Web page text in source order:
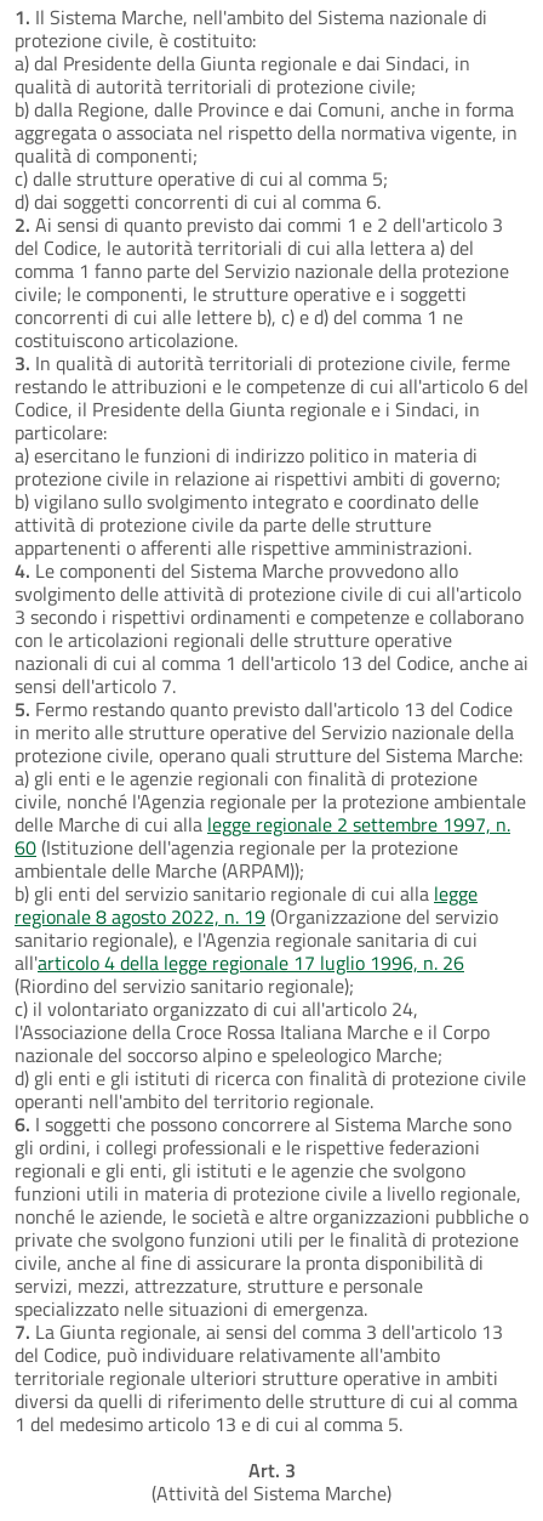
1. Il Sistema Marche, nell'ambito del Sistema nazionale di
protezione civile, è costituito:
a) dal Presidente della Giunta regionale e dai Sindaci, in
qualità di autorità territoriali di protezione civile;
b) dalla Regione, dalle Province e dai Comuni, anche in forma
aggregata o associata nel rispetto della normativa vigente, in
qualità di componenti;
c) dalle strutture operative di cui al comma 5;
d) dai soggetti concorrenti di cui al comma 6.
2. Ai sensi di quanto previsto dai commi 1 e 2 dell'articolo 3
del Codice, le autorità territoriali di cui alla lettera a) del
comma 1 fanno parte del Servizio nazionale della protezione
civile; le componenti, le strutture operative e i soggetti
concorrenti di cui alle lettere b), c) e d) del comma 1 ne
costituiscono articolazione.
3. In qualità di autorità territoriali di protezione civile, ferme
restando le attribuzioni e le competenze di cui all'articolo 6 del
Codice, il Presidente della Giunta regionale e i Sindaci, in
particolare:
a) esercitano le funzioni di indirizzo politico in materia di
protezione civile in relazione ai rispettivi ambiti di governo;
b) vigilano sullo svolgimento integrato e coordinato delle
attività di protezione civile da parte delle strutture
appartenenti o afferenti alle rispettive amministrazioni.
4. Le componenti del Sistema Marche provvedono allo
svolgimento delle attività di protezione civile di cui all'articolo
3 secondo i rispettivi ordinamenti e competenze e collaborano
con le articolazioni regionali delle strutture operative
nazionali di cui al comma 1 dell'articolo 13 del Codice, anche ai
sensi dell'articolo 7.
5. Fermo restando quanto previsto dall'articolo 13 del Codice
in merito alle strutture operative del Servizio nazionale della
protezione civile, operano quali strutture del Sistema Marche:
a) gli enti e le agenzie regionali con finalità di protezione
civile, nonché l'Agenzia regionale per la protezione ambientale
delle Marche di cui alla legge regionale 2 settembre 1997, n.
60(Istituzione dell'agenzia regionale per la protezione
ambientale delle Marche (ARPAM));
b) gli enti del servizio sanitario regionale di cui alla legge
regionale 8 agosto 2022, n. 19(Organizzazione del servizio
sanitario regionale), e l'Agenzia regionale sanitaria di cui
all'articolo 4 della legge regionale 17 luglio 1996, n. 26
(Riordino del servizio sanitario regionale);
c) il volontariato organizzato di cui all'articolo 24,
l'Associazione della Croce Rossa Italiana Marche e il Corpo
nazionale del soccorso alpino e speleologico Marche;
d) gli enti e gli istituti di ricerca con finalità di protezione civile
operanti nell'ambito del territorio regionale.
6. I soggetti che possono concorrere al Sistema Marche sono
gli ordini, i collegi professionali e le rispettive federazioni
regionali e gli enti, gli istituti e le agenzie che svolgono
funzioni utili in materia di protezione civile a livello regionale,
nonché le aziende, le società e altre organizzazioni pubbliche o
private che svolgono funzioni utili per le finalità di protezione
civile, anche al fine di assicurare la pronta disponibilità di
servizi, mezzi, attrezzature, strutture e personale
specializzato nelle situazioni di emergenza.
7. La Giunta regionale, ai sensi del comma 3 dell'articolo 13
del Codice, può individuare relativamente all'ambito
territoriale regionale ulteriori strutture operative in ambiti
diversi da quelli di riferimento delle strutture di cui al comma
1 del medesimo articolo 13 e di cui al comma 5.
Art. 3
(Attività del Sistema Marche)